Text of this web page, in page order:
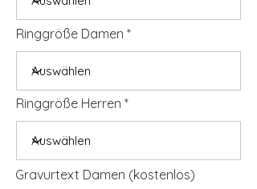
Ringgröße Damen
Ringgröße Herren
Gravurtext Damen (kostenlos)